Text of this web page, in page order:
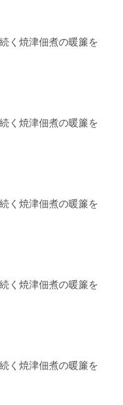
ん長鮪
の角煮
1 ・大
葉ちり
(100g)×
1 ※原材
け商品
のラベ
お届け
く焼津佃煮の暖簾を
く焼津佃煮の暖簾を
く焼津佃煮の暖簾を
く焼津佃煮の暖簾を
く焼津佃煮の暖簾を